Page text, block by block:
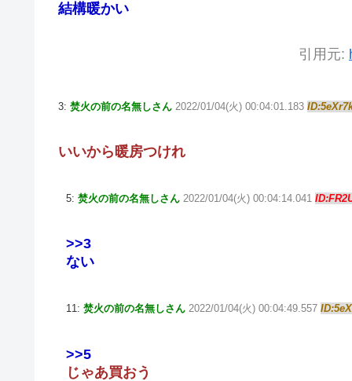
結構暖かい
引用元:
3: 焚火の前の名無しさん 2022/01/04(火) 00:04:01.183
いいから暖房つけれ
5: 焚火の前の名無しさん 2022/01/04(火) 00:04:14.041
>>3
ない
11: 焚火の前の名無しさん 2022/01/04(火) 00:04:49.557
>>5
じゃあ買おう